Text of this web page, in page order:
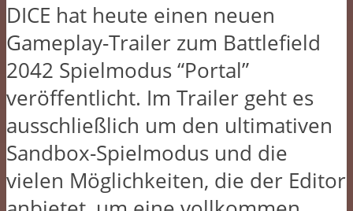
DICE hat heute einen neuen
Gameplay-Trailer zum Battlefield
2042 Spielmodus “Portal”
veröffentlicht. Im Trailer geht es
ausschließlich um den ultimativen
Sandbox-Spielmodus und die
vielen Möglichkeiten, die der Editor